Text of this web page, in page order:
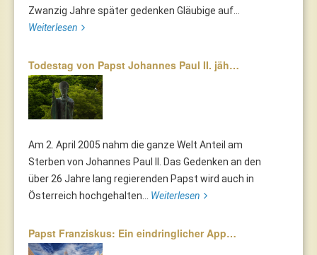
Zwanzig Jahre später gedenken Gläubige auf...
Weiterlesen
Todestag von Papst Johannes Paul II. jäh…
Am 2. April 2005 nahm die ganze Welt Anteil am
Sterben von Johannes Paul II. Das Gedenken an den
über 26 Jahre lang regierenden Papst wird auch in
Österreich hochgehalten... Weiterlesen
Papst Franziskus: Ein eindringlicher App…